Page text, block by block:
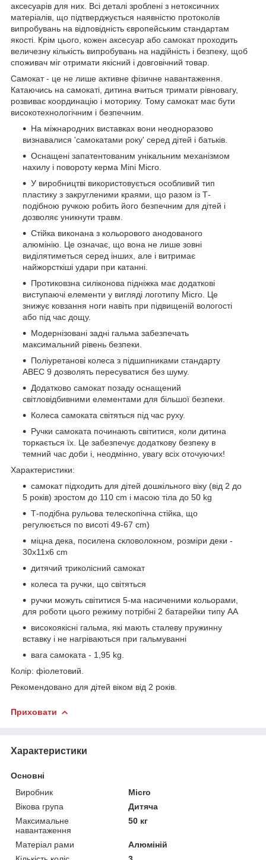
аксесуарів для них. Всі деталі зроблені з нетоксичних
матеріалів, що підтверджується наявністю протоколів
випробувань на відповідність європейським стандартам
якості. Крім цього, кожен аксесуар або самокат проходить
величезну кількість випробувань на надійність і безпеку, щоб
споживач міг отримати якісний і довговічний товар.
Самокат - це не лише активне фізичне навантаження.
Катаючись на самокаті, дитина вчиться тримати рівновагу,
розвиває координацію і моторику. Тому самокат має бути
високотехнологічним і безпечним.
На міжнародних виставках вони неодноразово
визнавалися 'самокатами року' серед дітей і батьків.
Оснащені запатентованим унікальним механізмом
нахилу і повороту керма Mini Micro.
У виробництві використовується особливий тип
пластику з закругленими краями, що разом із Т-
подібною ручкою робить його безпечним для дітей і
дозволяє уникнути травм.
Стійка виконана з кольорового анодованого
алюмінію. Це означає, що вона не лише зовні
виділятиметься серед інших, але і витримає
найжорсткіші удари при катанні.
Протиковзна силіконова підніжка має додаткові
виступаючі елементи у вигляді логотипу Micro. Це
знижує ковзання ноги навіть при підвищеній вологості
або під час дощу.
Модернізовані задні гальма забезпечать
максимальний рівень безпеки.
Поліуретанові колеса з підшипниками стандарту
АВЕС 9 дозволять пересуватися без шуму.
Додатково самокат позаду оснащений
світловідбивними елементами для більшої безпеки.
Колеса самоката світяться під час руху.
Ручки самоката починають світитися, коли дитина
торкається їх. Це забезпечує додаткову безпеку в
темний час доби і, неодмінно, увагу всіх оточуючих!
Характеристики:
самокат підходить для дітей дошкільного віку (від 2 до
5 років) зростом до 110 сm і масою тіла до 50 kg
Т-подібна рульова телескопічна стійка, що
регулюється по висоті 49-67 сm)
міцна дека, посилена скловолокном, розміри деки -
30х11х6 cm
дитячий триколісний самокат
колеса та ручки, що світяться
ручки можуть світитися 5-ма насиченими кольорами,
для роботи цього режиму потрібні 2 батарейки типу АА
високоякісні гальма, які мають сталеву пружинну
вставку і не нагріваються при гальмуванні
вага самоката - 1,95 kg.
Колір: фіолетовий.
Рекомендовано для дітей віком від 2 років.
Приховати
Характеристики
Основні
Виробник
Micro
Вікова група
Дитяча
Максимальне
навантаження
50 кг
Матеріал рами
Алюміній